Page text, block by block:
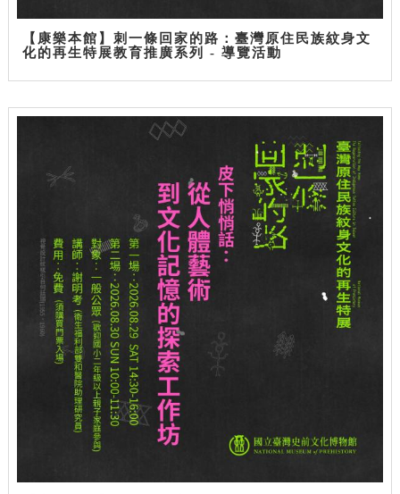
【康樂本館】刺一條回家的路：臺灣原住民族紋身文
化的再生特展教育推廣系列 - 導覽活動